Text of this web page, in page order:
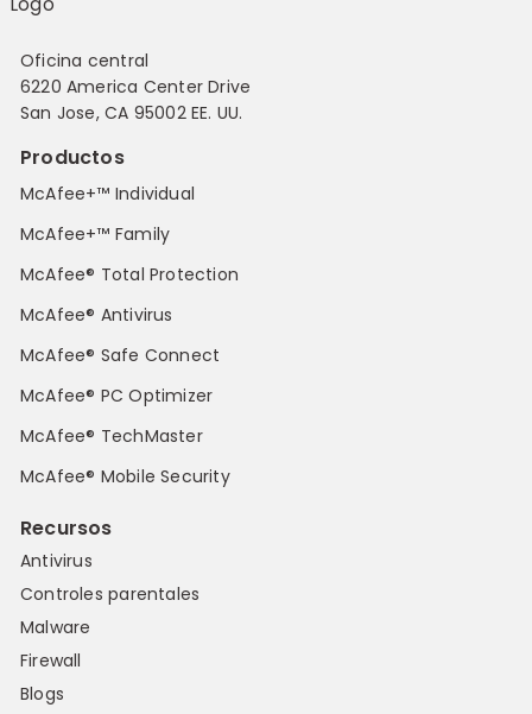
Oficina central
6220 America Center Drive
San Jose, CA 95002 EE. UU.
Productos
McAfee+™ Individual
McAfee+™ Family
McAfee® Total Protection
McAfee® Antivirus
McAfee® Safe Connect
McAfee® PC Optimizer
McAfee® TechMaster
McAfee® Mobile Security
Recursos
Antivirus
Controles parentales
Malware
Firewall
Blogs